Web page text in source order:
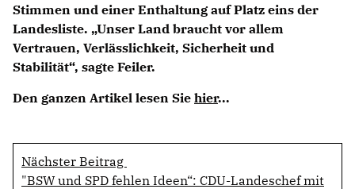
Stimmen und einer Enthaltung auf Platz eins der
Landesliste. „Unser Land braucht vor allem
Vertrauen, Verlässlichkeit, Sicherheit und
Stabilität“, sagte Feiler.
Den ganzen Artikel lesen Sie hier...
Nächster Beitrag
"BSW und SPD fehlen Ideen“: CDU-Landeschef mit